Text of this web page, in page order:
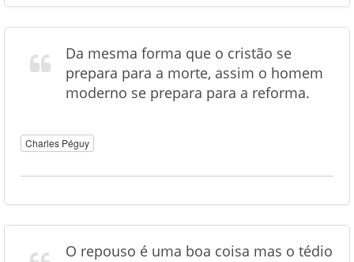
Da mesma forma que o cristão se
prepara para a morte, assim o homem
moderno se prepara para a reforma.
Charles Péguy
O repouso é uma boa coisa mas o tédio